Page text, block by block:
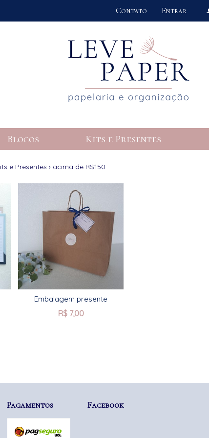
Contato Entrar
Blocos Kits e Presentes
e Presentes › acima de R$150
Embalagem presente
R$ 7,00
Pagamentos Facebook